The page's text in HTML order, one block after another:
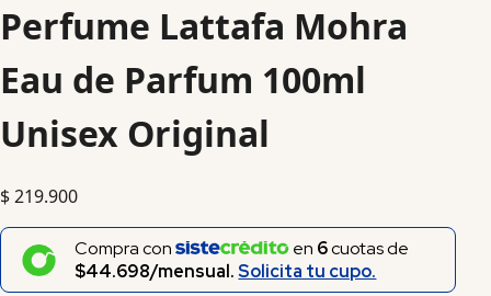
Perfume Lattafa Mohra
Eau de Parfum 100ml
Unisex Original
$219.900
Compra con en 6cuotas de
$44.698/mensual.Solicita tu cupo.